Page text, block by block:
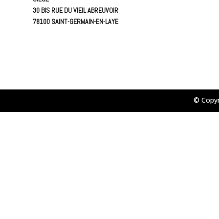
30 BIS RUE DU VIEIL ABREUVOIR
78100 SAINT-GERMAIN-EN-LAYE
©